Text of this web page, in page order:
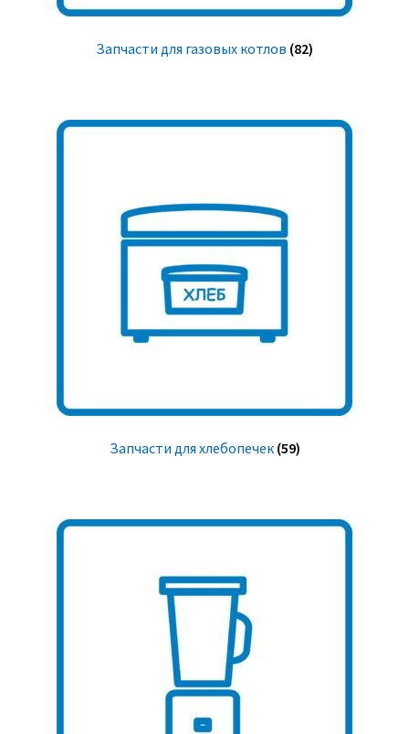
Запчасти для газовых котлов (82)
Запчасти для хлебопечек (59)